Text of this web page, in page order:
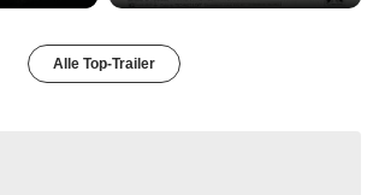
Alle Top-Trailer